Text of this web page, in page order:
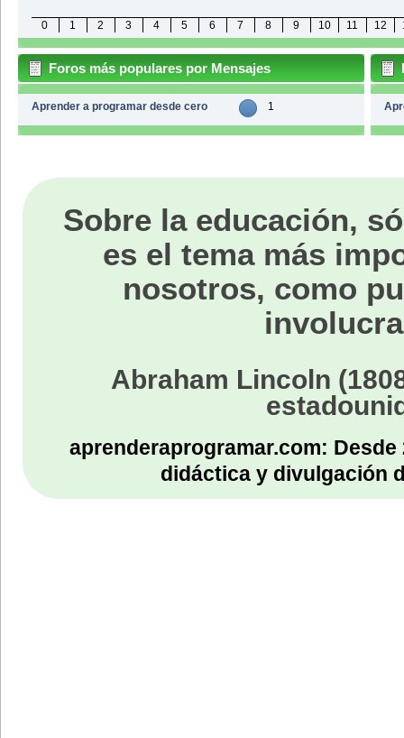
0 1 2 3 4 5 6 7 8 9 10 11 12
Foros más populares por Mensajes
Aprender a programar desde cero 1
Sobre la educación,
es el tema más
nosotros, como
Abraham Lincoln
aprenderaprogramar.com:
didáctica y divulgación